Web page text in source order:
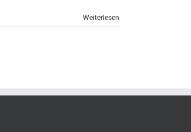
Weiterlesen